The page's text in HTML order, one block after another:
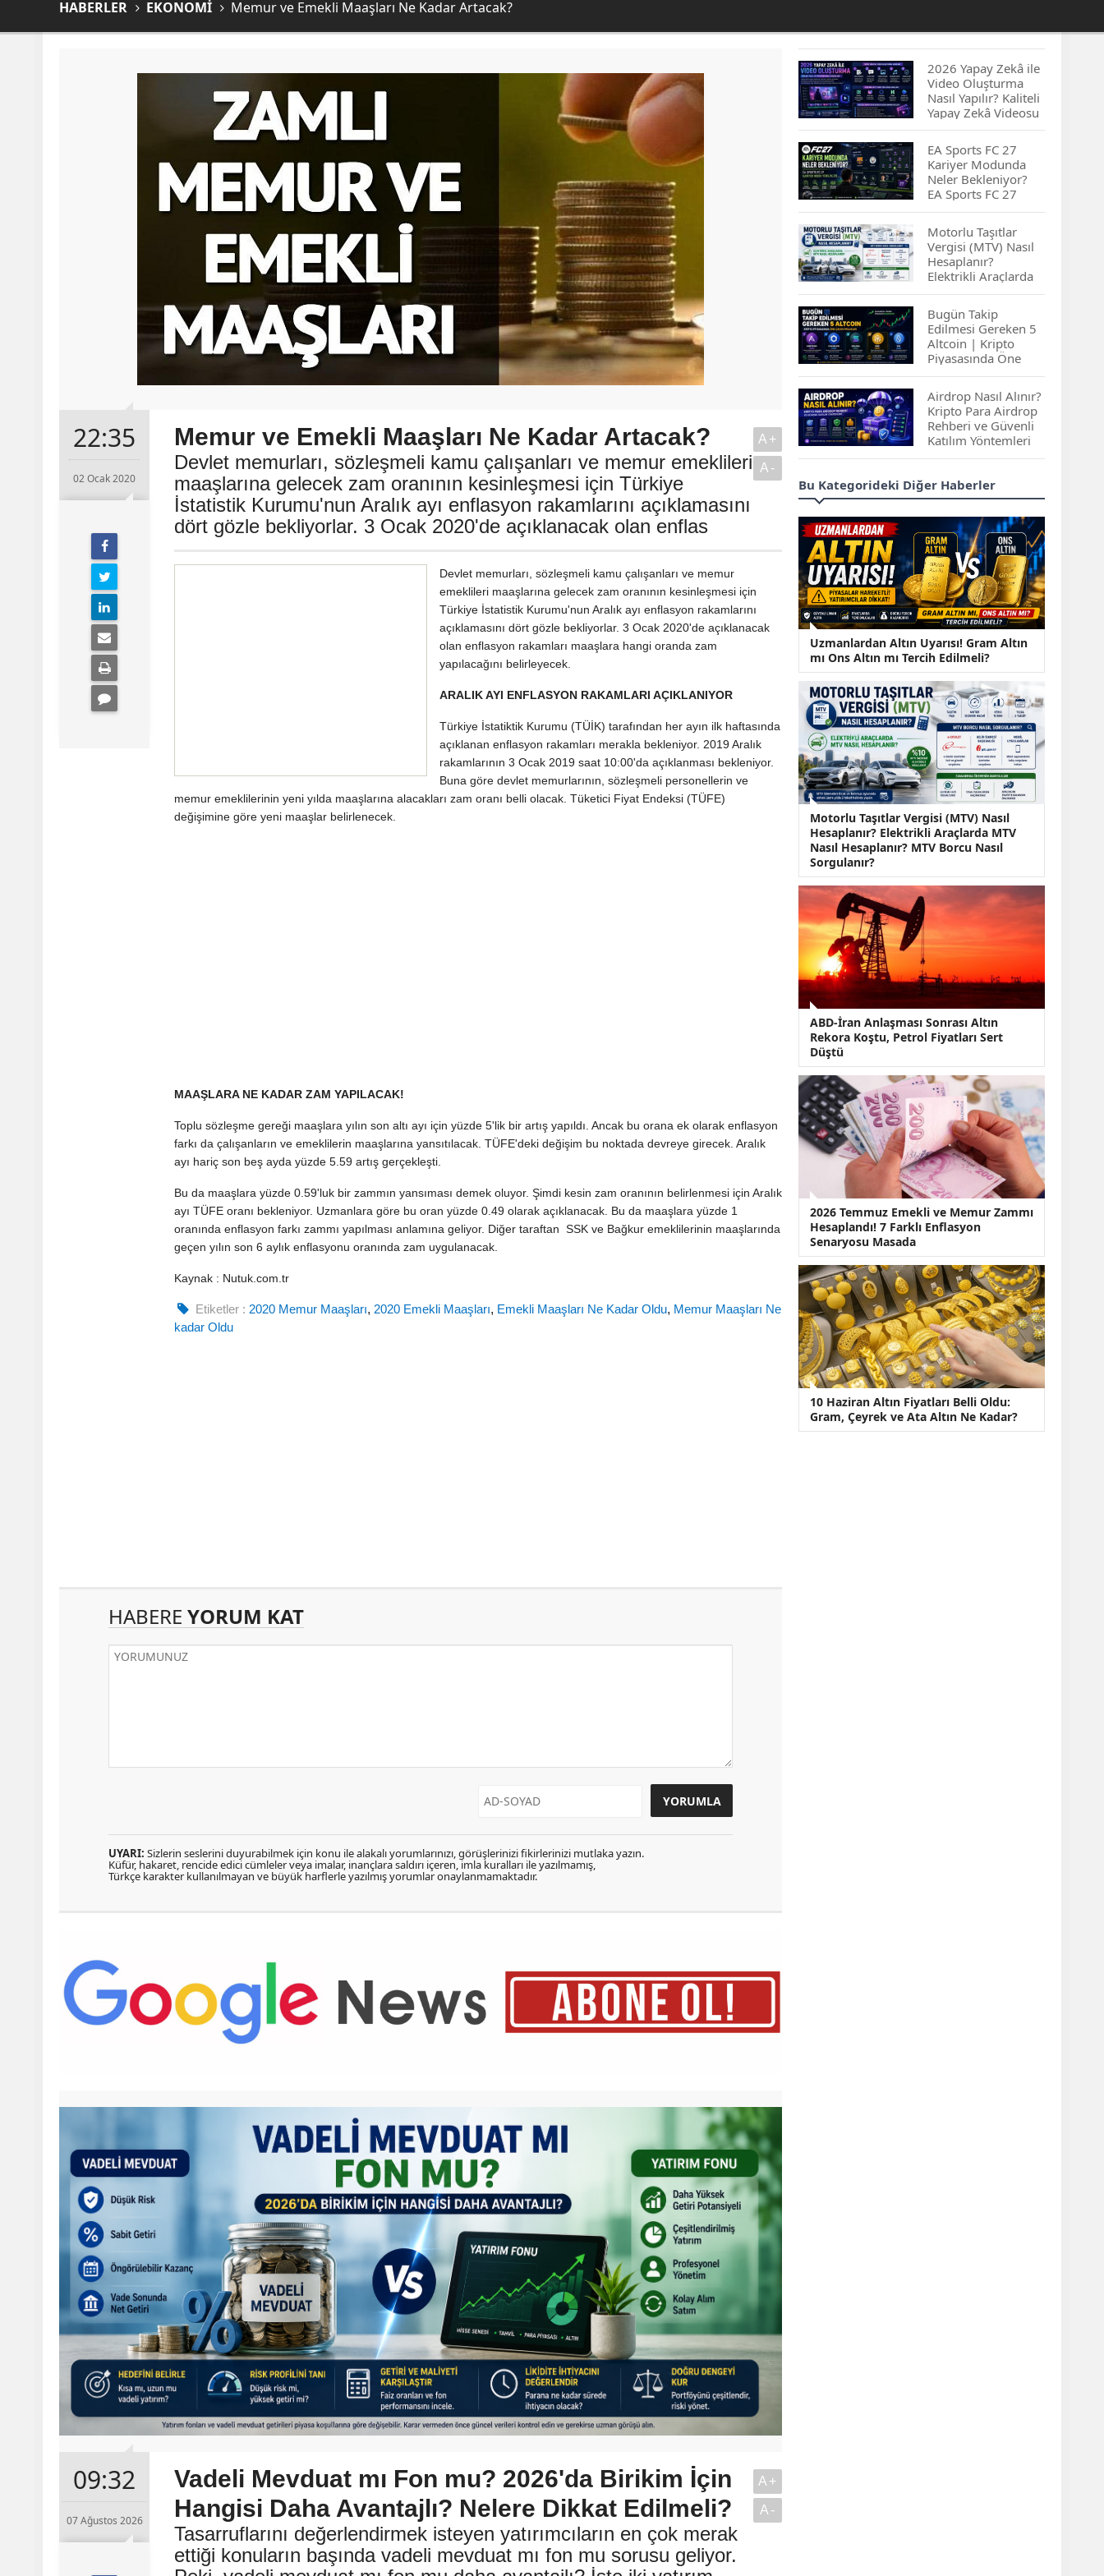
HABERLER EKONOMİ Memur ve Emekli Maaşları Ne Kadar Artacak?
22:35
02 Ocak 2020
Memur ve Emekli Maaşları Ne Kadar Artacak?
​Devlet memurları, sözleşmeli kamu çalışanları ve memur emeklileri
maaşlarına gelecek zam oranının kesinleşmesi için Türkiye
İstatistik Kurumu'nun Aralık ayı enflasyon rakamlarını açıklamasını
dört gözle bekliyorlar. 3 Ocak 2020'de açıklanacak olan enflas
A+
A-
Devlet memurları, sözleşmeli kamu çalışanları ve memur
emeklileri maaşlarına gelecek zam oranının kesinleşmesi için
Türkiye İstatistik Kurumu'nun Aralık ayı enflasyon rakamlarını
açıklamasını dört gözle bekliyorlar. 3 Ocak 2020'de açıklanacak
olan enflasyon rakamları maaşlara hangi oranda zam
yapılacağını belirleyecek.
ARALIK AYI ENFLASYON RAKAMLARI AÇIKLANIYOR
Türkiye İstatiktik Kurumu (TÜİK) tarafından her ayın ilk haftasında
açıklanan enflasyon rakamları merakla bekleniyor. 2019 Aralık
rakamlarının 3 Ocak 2019 saat 10:00'da açıklanması bekleniyor.
Buna göre devlet memurlarının, sözleşmeli personellerin ve
memur emeklilerinin yeni yılda maaşlarına alacakları zam oranı belli olacak. Tüketici Fiyat Endeksi (TÜFE)
değişimine göre yeni maaşlar belirlenecek.
MAAŞLARA NE KADAR ZAM YAPILACAK!
Toplu sözleşme gereği maaşlara yılın son altı ayı için yüzde 5'lik bir artış yapıldı. Ancak bu orana ek olarak enflasyon
farkı da çalışanların ve emeklilerin maaşlarına yansıtılacak. TÜFE'deki değişim bu noktada devreye girecek. Aralık
ayı hariç son beş ayda yüzde 5.59 artış gerçekleşti.
Bu da maaşlara yüzde 0.59'luk bir zammın yansıması demek oluyor. Şimdi kesin zam oranının belirlenmesi için Aralık
ayı TÜFE oranı bekleniyor. Uzmanlara göre bu oran yüzde 0.49 olarak açıklanacak. Bu da maaşlara yüzde 1
oranında enflasyon farkı zammı yapılması anlamına geliyor. Diğer taraftan SSK ve Bağkur emeklilerinin maaşlarında
geçen yılın son 6 aylık enflasyonu oranında zam uygulanacak.
Kaynak : Nutuk.com.tr
Etiketler : 2020 Memur Maaşları, 2020 Emekli Maaşları, Emekli Maaşları Ne Kadar Oldu, Memur Maaşları Ne
kadar Oldu
HABERE YORUM KAT
UYARI: Sizlerin seslerini duyurabilmek için konu ile alakalı yorumlarınızı, görüşlerinizi fikirlerinizi mutlaka yazın.
Küfür, hakaret, rencide edici cümleler veya imalar, inançlara saldırı içeren, imla kuralları ile yazılmamış,
Türkçe karakter kullanılmayan ve büyük harflerle yazılmış yorumlar onaylanmamaktadır.
09:32
07 Ağustos 2026
Vadeli Mevduat mı Fon mu? 2026'da Birikim İçin
Hangisi Daha Avantajlı? Nelere Dikkat Edilmeli?
Tasarruflarını değerlendirmek isteyen yatırımcıların en çok merak
ettiği konuların başında vadeli mevduat mı fon mu sorusu geliyor.
A+
A-
2026 Yapay Zekâ ile
Video Oluşturma
Nasıl Yapılır? Kaliteli
Yapay Zekâ Videosu
Hazırlamanın
İpuçları...
EA Sports FC 27
Kariyer Modunda
Neler Bekleniyor?
EA Sports FC 27
Kariyer Modu
Yenilikleri…
Motorlu Taşıtlar
Vergisi (MTV) Nasıl
Hesaplanır?
Elektrikli Araçlarda
MTV Nasıl
Hesaplanır? MTV
Borcu Nasıl
Sorgulanır?
Bugün Takip
Edilmesi Gereken 5
Altcoin | Kripto
Piyasasında Öne
Çıkan Projeler
Airdrop Nasıl Alınır?
Kripto Para Airdrop
Rehberi ve Güvenli
Katılım Yöntemleri
Spot ve Vadeli İşlem
Arasındaki Farklar |
İçin Daha Uygun?
ABD-İran Anlaşması
Sonrası Altın Rekora
Koştu, Petrol
Fiyatları Sert Düştü
Temmuz 2026 Maaş
Zammı Netleşiyor!
Memur, Emekli ve
Sosyal Yardımlarda
Yeni Oranlar
KOSGEB’den
KOBİ’lere Dev
Finansman Hamlesi:
36 Ay Vadeli 30
Milyon TL Destek
Emekli Maaşlarında
Temmuz Hesabı:
Zam Oranı ve Taban
Aylık İçin Yeni
Bu Kategorideki Diğer Haberler
Uzmanlardan Altın Uyarısı! Gram Altın
mı Ons Altın mı Tercih Edilmeli?
Motorlu Taşıtlar Vergisi (MTV) Nasıl
Hesaplanır? Elektrikli Araçlarda MTV
Nasıl Hesaplanır? MTV Borcu Nasıl
Sorgulanır?
ABD-İran Anlaşması Sonrası Altın
Rekora Koştu, Petrol Fiyatları Sert
Düştü
2026 Temmuz Emekli ve Memur Zammı
Hesaplandı! 7 Farklı Enflasyon
Senaryosu Masada
10 Haziran Altın Fiyatları Belli Oldu:
Gram, Çeyrek ve Ata Altın Ne Kadar?